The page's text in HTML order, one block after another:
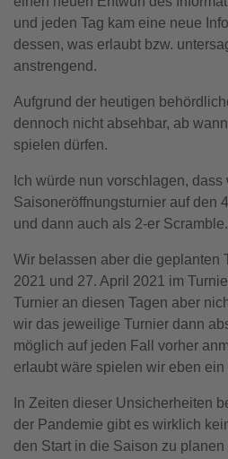
und jeden Tag kam eine neue
dessen, was erlaubt bzw.
anstrengend.
Aufgrund der heutigen
dennoch nicht absehbar, ab
spielen dürfen.
Ich würde nun vorschlagen, dass
Saisoneröffnungsturnier auf den
und dann auch als 2-er Scramble.
Wir belassen aber die geplanten
2021 und 27. April 2021 im
Turnier an diesen Tagen aber
wir das jeweilige Turnier dann
möglich auf jeden Fall vorher
erlaubt wäre spielen wir eben
In Zeiten dieser Unsicherheiten
der Pandemie gibt es wirklich
den Start in die Saison zu